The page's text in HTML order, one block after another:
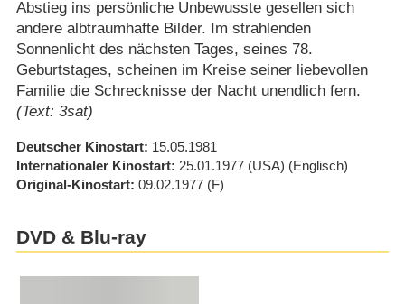
Abstieg ins persönliche Unbewusste gesellen sich
andere albtraumhafte Bilder. Im strahlenden
Sonnenlicht des nächsten Tages, seines 78.
Geburtstages, scheinen im Kreise seiner liebevollen
Familie die Schrecknisse der Nacht unendlich fern.
(Text: 3sat)
Deutscher Kinostart 15.05.1981
Internationaler Kinostart 25.01.1977 (USA) (Englisch)
Original-Kinostart 09.02.1977 (F)
DVD & Blu-ray